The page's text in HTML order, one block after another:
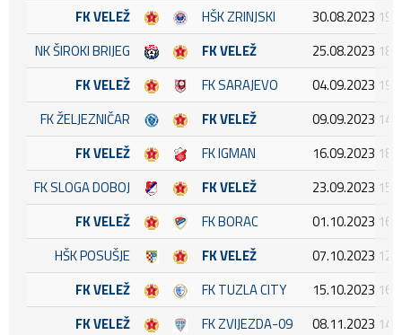
FK VELEŽ
HŠK ZRINJSKI
30.08.2023
NK ŠIROKI BRIJEG
FK VELEŽ
25.08.2023
FK VELEŽ
FK SARAJEVO
04.09.2023
FK ŽELJEZNIČAR
FK VELEŽ
09.09.2023
FK VELEŽ
FK IGMAN
16.09.2023
FK SLOGA DOBOJ
FK VELEŽ
23.09.2023
FK VELEŽ
FK BORAC
01.10.2023
HŠK POSUŠJE
FK VELEŽ
07.10.2023
FK VELEŽ
FK TUZLA CITY
15.10.2023
FK VELEŽ
FK ZVIJEZDA-09
08.11.2023